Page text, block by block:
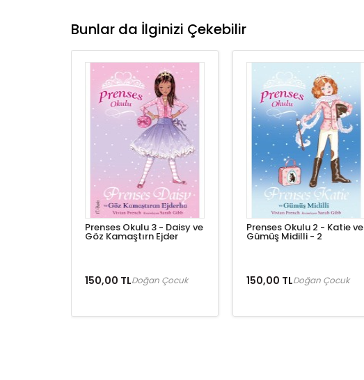
Bunlar da İlginizi Çekebilir
Prenses Okulu 3 - Daisy ve
Göz Kamaştırn Ejder
150,00 TLDoğan Çocuk
Prenses Okulu 2 - Katie ve
Gümüş Midilli - 2
150,00 TLDoğan Çocuk